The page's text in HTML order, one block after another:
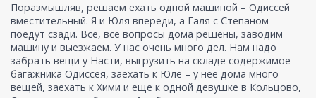
Поразмышляв, решаем ехать одной машиной – Одиссей
вместительный. Я и Юля впереди, а Галя с Степаном
поедут сзади. Все, все вопросы дома решены, заводим
машину и выезжаем. У нас очень много дел. Нам надо
забрать вещи у Насти, выгрузить на складе содержимое
багажника Одиссея, заехать к Юле – у нее дома много
вещей, заехать к Хими и еще к одной девушке в Кольцово,